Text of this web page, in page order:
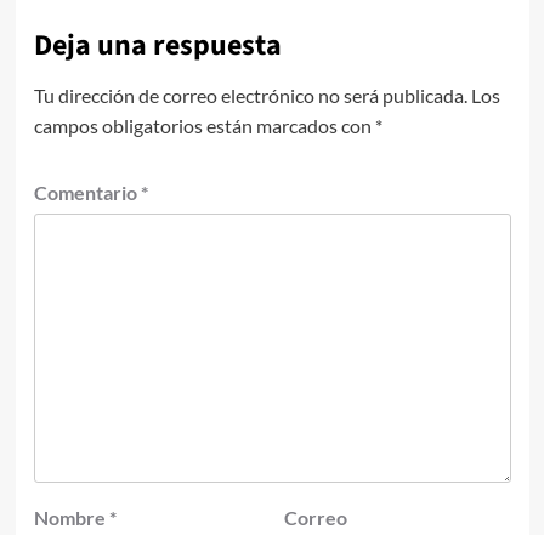
Deja una respuesta
Tu dirección de correo electrónico no será publicada. Los
campos obligatorios están marcados con *
Comentario *
Nombre *
Correo